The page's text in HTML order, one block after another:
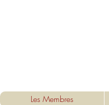
Les Membres